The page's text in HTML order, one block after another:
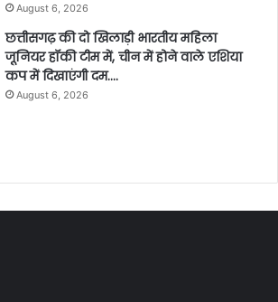
August 6, 2026
छत्तीसगढ़ की दो खिलाड़ी भारतीय महिला
जूनियर हॉकी टीम में, चीन में होने वाले एशिया
कप में दिखाएंगी दम….
August 6, 2026